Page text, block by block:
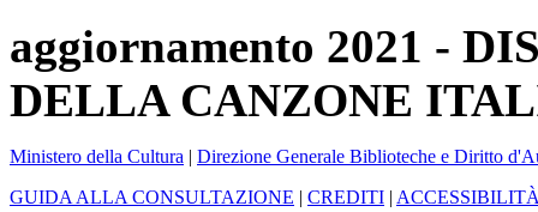
aggiornamento 2021 -
DELLA CANZONE
Ministero della Cultura | Direzione Generale Biblioteche e Diritto
GUIDA ALLA CONSULTAZIONE | CREDITI |